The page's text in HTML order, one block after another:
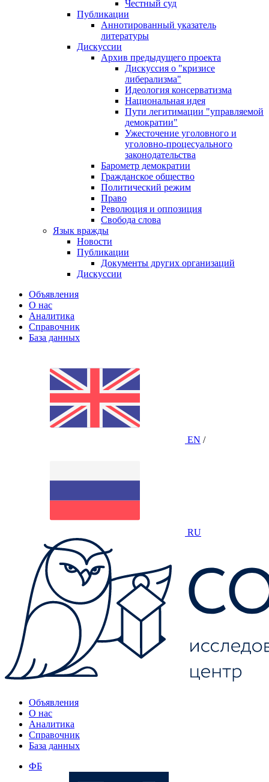
Честный суд
Публикации
Аннотированный указатель
литературы
Дискуссии
Архив предыдущего проекта
Дискуссия о "кризисе
либерализма"
Идеология консерватизма
Национальная идея
Пути легитимации "управляемой
демократии"
Ужесточение уголовного и
уголовно-процесуального
законодательства
Барометр демократии
Гражданское общество
Политический режим
Право
Революция и оппозиция
Свобода слова
Язык вражды
Новости
Публикации
Документы других организаций
Дискуссии
Объявления
О нас
Аналитика
Справочник
База данных
EN /
RU
Объявления
О нас
Аналитика
Справочник
База данных
ФБ